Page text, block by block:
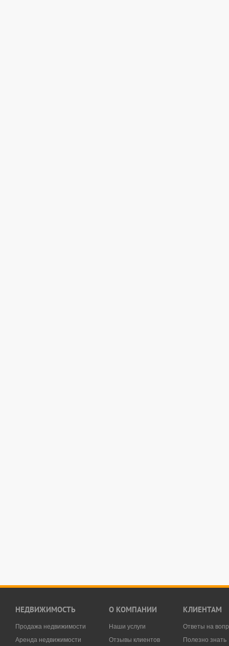
НЕДВИЖИМОСТЬ
Продажа недвижимости
Аренда недвижимости
О КОМПАНИИ
Наши услуги
Отзывы клиентов
КЛИЕНТАМ
Ответы на
Полезно знать